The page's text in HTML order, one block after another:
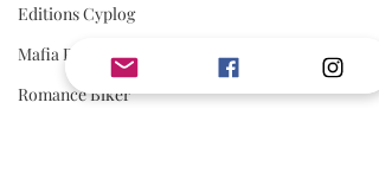
Editions Cyplog
Mafia Romance
Romance Biker